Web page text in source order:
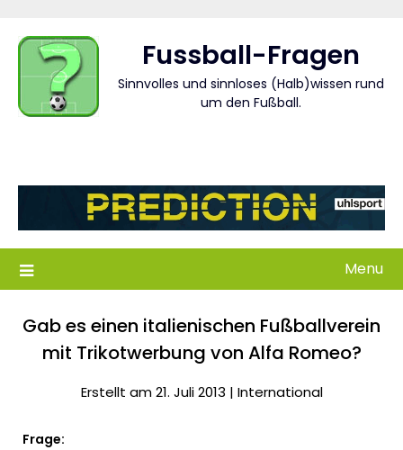
content
Fussball-Fragen
Sinnvolles und sinnloses (Halb)wissen rund
um den Fußball.
Menu
Gab es einen italienischen Fußballverein
mit Trikotwerbung von Alfa Romeo?
Erstellt am 21. Juli 2013 | International
Frage: